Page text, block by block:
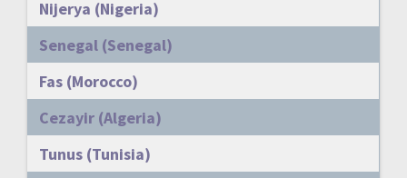
Nijerya (Nigeria)
Senegal (Senegal)
Fas (Morocco)
Cezayir (Algeria)
Tunus (Tunisia)